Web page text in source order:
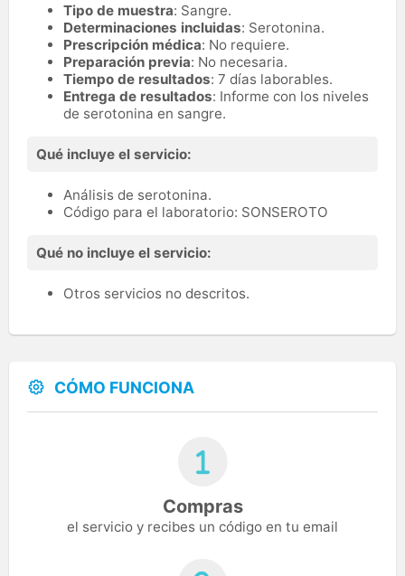
Tipo de muestra: Sangre.
Determinaciones incluidas: Serotonina.
Prescripción médica: No requiere.
Preparación previa: No necesaria.
Tiempo de resultados: 7 días laborables.
Entrega de resultados: Informe con los niveles
de serotonina en sangre.
Qué incluye el servicio:
Análisis de serotonina.
Código para el laboratorio: SONSEROTO
Qué no incluye el servicio:
Otros servicios no descritos.
CÓMO FUNCIONA
Compras
el servicio y recibes un código en tu email